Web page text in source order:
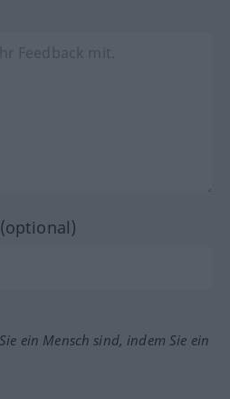
ein Mensch sind, indem Sie ein